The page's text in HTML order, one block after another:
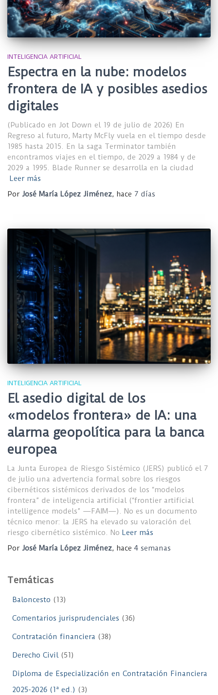
INTELIGENCIA ARTIFICIAL
Espectra en la nube: modelos
frontera de IA y posibles asedios
digitales
(Publicado en Jot Down el 19 de julio de 2026) En
Regreso al futuro, Marty McFly vuela en el tiempo desde
1985 hasta 2015. En la saga Terminator también
encontramos viajes en el tiempo, de 2029 a 1984 y de
2029 a 1995. Blade Runner se desarrolla en la ciudad
Leer más
Por José María López Jiménez, hace 7 días
INTELIGENCIA ARTIFICIAL
El asedio digital de los
«modelos frontera» de IA: una
alarma geopolítica para la banca
europea
La Junta Europea de Riesgo Sistémico (JERS) publicó el 7
de julio una advertencia formal sobre los riesgos
cibernéticos sistémicos derivados de los “modelos
frontera” de inteligencia artificial (“frontier artificial
intelligence models” —FAIM—). No es un documento
técnico menor: la JERS ha elevado su valoración del
riesgo cibernético sistémico. No Leer más
Por José María López Jiménez, hace 4 semanas
Temáticas
Baloncesto (13)
Comentarios jurisprudenciales (36)
Contratación financiera (38)
Derecho Civil(51)
Diploma de Especialización en Contratación Financiera
2025-2026 (1ª ed.) (3)